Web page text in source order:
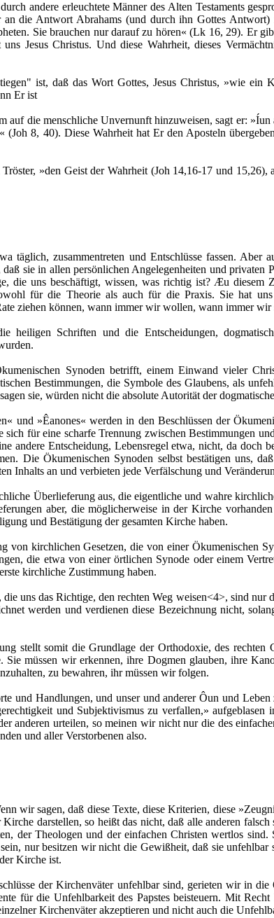
andere erleuchtete Männer des Alten Testaments
die Antwort Abrahams (und durch ihn Gottes
Sie brauchen nur darauf zu hören« (Lk 16, 29). Er
Jesus Christus. Und diese Wahrheit, dieses
ist, daß das Wort Gottes, Jesus Christus, »wie ein
Er ist
auf die menschliche Unvernunft hinzuweisen, sagt er:
8, 40). Diese Wahrheit hat Er den Aposteln
»den Geist der Wahrheit (Joh 14,16-17 und
täglich, zusammentreten und Entschlüsse fassen. Aber
sie in allen persönlichen Angelegenheiten und
die uns beschäftigt, wissen, was richtig ist? Æu diesem
für die Theorie als auch für die Praxis. Sie hat
ziehen können, wann immer wir wollen, wann immer wir
Schriften und die Entscheidungen,
Synoden betrifft, einem Einwand vieler
Bestimmungen, die Symbole des Glaubens, als
sie, würden nicht die absolute Autorität der
und »Êanones« werden in den Beschlüssen der
für eine scharfe Trennung zwischen Bestimmungen
andere Entscheidung, Lebensregel etwa, nicht, da doch
Die Ökumenischen Synoden selbst bestätigen uns,
Inhalts an und verbieten jede Verfälschung und
Überlieferung aus, die eigentliche und wahre
aber, die möglicherweise in der Kirche
und Bestätigung der gesamten Kirche haben.
von kirchlichen Gesetzen, die von einer Ökumenischen
die etwa von einer örtlichen Synode oder einem
kirchliche Zustimmung haben.
uns das Richtige, den rechten Weg weisen<4>, sind nur
werden und verdienen diese Bezeichnung nicht,
stellt somit die Grundlage der Orthodoxie, des rechten
müssen wir erkennen, ihre Dogmen glauben, ihre
zu bewahren, ihr müssen wir folgen.
und Handlungen, und unser und anderer Ôun und
und Subjektivismus zu verfallen,» aufgeblasen
anderen urteilen, so meinen wir nicht nur die des
und aller Verstorbenen also.
wir sagen, daß diese Texte, diese Kriterien, diese
darstellen, so heißt das nicht, daß alle anderen
der Theologen und der einfachen Christen wertlos sind.
nur besitzen wir nicht die Gewißheit, daß sie
Kirche ist.
der Kirchenväter unfehlbar sind, gerieten wir in die
für die Unfehlbarkeit des Papstes beisteuern. Mit
Kirchenväter akzeptieren und nicht auch die